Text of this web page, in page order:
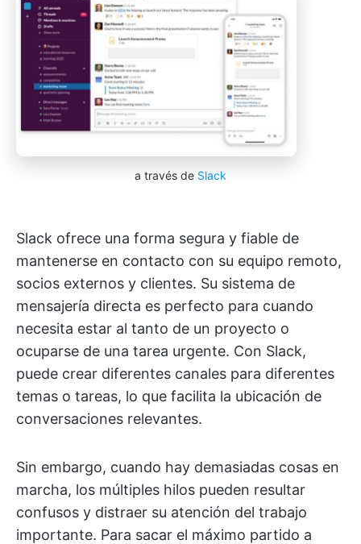
a través de Slack
Slack ofrece una forma segura y fiable de
mantenerse en contacto con su equipo remoto,
socios externos y clientes. Su sistema de
mensajería directa es perfecto para cuando
necesita estar al tanto de un proyecto o
ocuparse de una tarea urgente. Con Slack,
puede crear diferentes canales para diferentes
temas o tareas, lo que facilita la ubicación de
conversaciones relevantes.
Sin embargo, cuando hay demasiadas cosas en
marcha, los múltiples hilos pueden resultar
confusos y distraer su atención del trabajo
importante. Para sacar el máximo partido a